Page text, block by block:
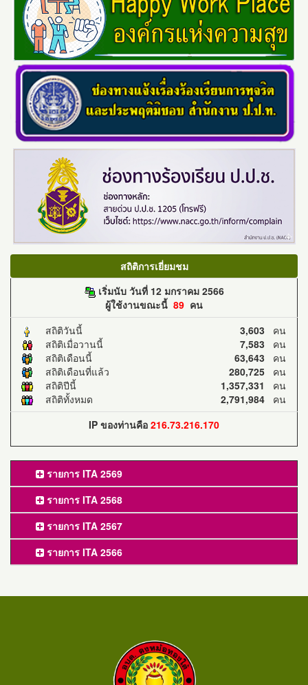
สถิติการเยี่ยมชม
เริ่มนับ วันที่ 12 มกราคม 2566
ผู้ใช้งานขณะนี้ 89 คน
สถิติวันนี้
3,603 คน
สถิติเมื่อวานนี้
7,583 คน
สถิติเดือนนี้
63,643 คน
สถิติเดือนที่แล้ว
280,725 คน
สถิติปีนี้
1,357,331 คน
สถิติทั้งหมด
2,791,984 คน
IP ของท่านคือ 216.73.216.170
รายการ ITA 2569
รายการ ITA 2568
รายการ ITA 2567
รายการ ITA 2566